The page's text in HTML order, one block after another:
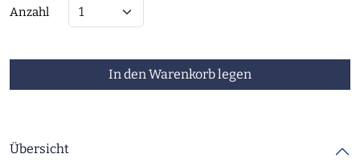
Anzahl
In den Warenkorb legen
Übersicht